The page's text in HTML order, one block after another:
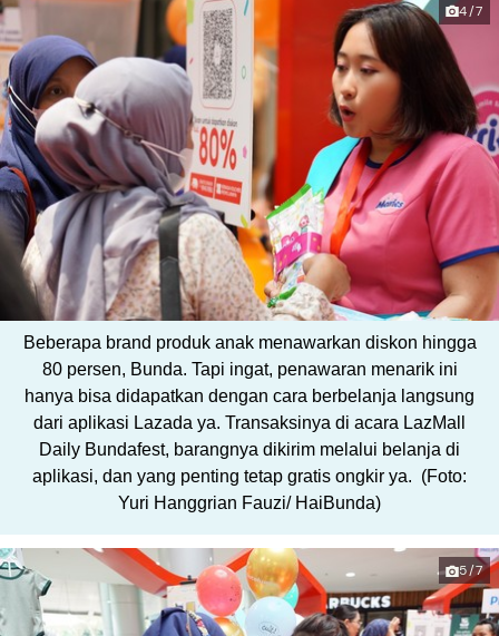
4/7
Beberapa brand produk anak menawarkan diskon hingga
80 persen, Bunda. Tapi ingat, penawaran menarik ini
hanya bisa didapatkan dengan cara berbelanja langsung
dari aplikasi Lazada ya. Transaksinya di acara LazMall
Daily Bundafest, barangnya dikirim melalui belanja di
aplikasi, dan yang penting tetap gratis ongkir ya. (Foto:
Yuri Hanggrian Fauzi/ HaiBunda)
5/7